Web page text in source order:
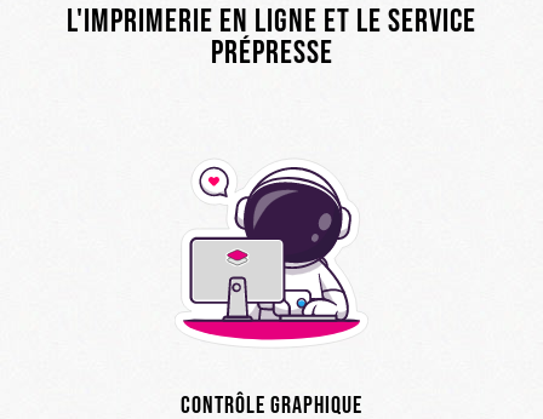
L'imprimerie en ligne et le service
prépresse
Contrôle graphique